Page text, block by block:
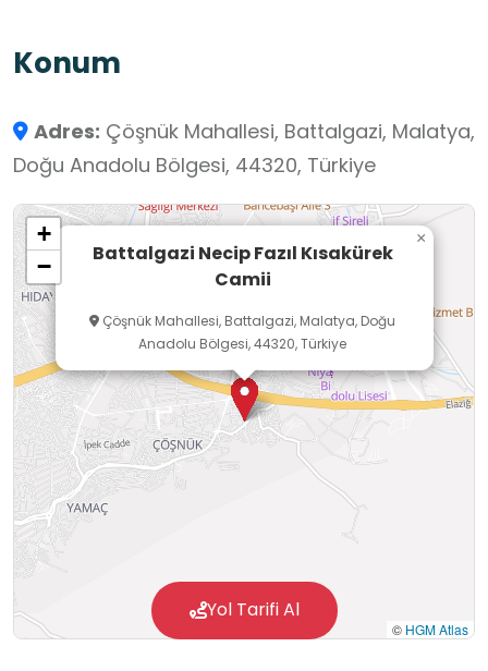
çekicidir. Cami’nin son cemaat mahalli
yeşillendirilmiş, dinlenme alanları
oluşturulmuştur. Cami’nin alt katındaki 5
derslikte Kuran kursu verilmektedir. Camiler;
millî ve manevi değerlerin yaşatıldığı ortak
kültürel mirasın somut örnekleridir. Öğrenciler,
camileri ziyaret ettiklerinde caminin mimarisi,
tezyinatı ve tarihçesi üzerinden İslam
medeniyetine dair bilgiler edinir, ortak kültürel
mirasa karşı farkındalıklarını geliştirirler.
Konum
Adres: Çöşnük Mahallesi, Battalgazi, Malatya,
Doğu Anadolu Bölgesi, 44320, Türkiye
Battalgazi Necip Fazıl Kısakürek
Camii
Çöşnük Mahallesi, Battalgazi, Malatya, Doğu
Anadolu Bölgesi, 44320, Türkiye
×
+
−
© HGM Atlas
Yol Tarifi Al